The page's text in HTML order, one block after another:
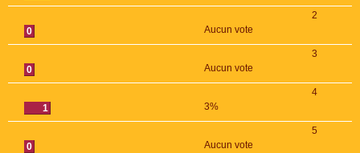
2
0
Aucun vote
3
0
Aucun vote
4
1
3%
5
0
Aucun vote